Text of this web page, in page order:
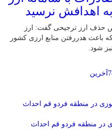
اهدافش نرسید
حذف ارز ترجیحی گفت: ارز
هدررفتن منابع ارزی کشور
شود.
آخرین
در منطقه فردو قم احداث